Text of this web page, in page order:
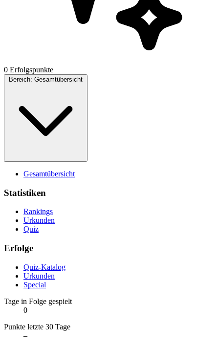
0 Erfolgspunkte
Bereich: Gesamtübersicht
Gesamtübersicht
Statistiken
Rankings
Urkunden
Quiz
Erfolge
Quiz-Katalog
Urkunden
Special
Tage in Folge gespielt
0
Punkte letzte 30 Tage
–